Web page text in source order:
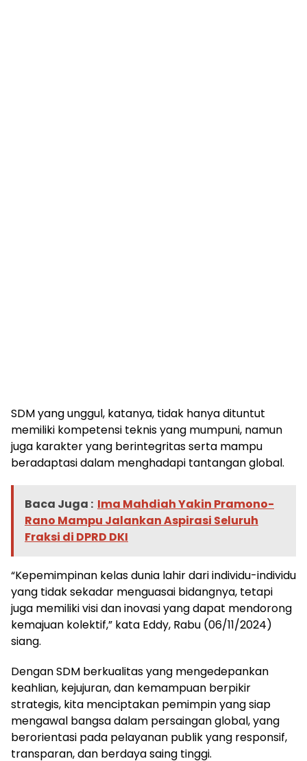
SDM yang unggul, katanya, tidak hanya dituntut
memiliki kompetensi teknis yang mumpuni, namun
juga karakter yang berintegritas serta mampu
beradaptasi dalam menghadapi tantangan global.
Baca Juga : Ima Mahdiah Yakin Pramono-
Rano Mampu Jalankan Aspirasi Seluruh
Fraksi di DPRD DKI
“Kepemimpinan kelas dunia lahir dari individu-individu
yang tidak sekadar menguasai bidangnya, tetapi
juga memiliki visi dan inovasi yang dapat mendorong
kemajuan kolektif,” kata Eddy, Rabu (06/11/2024)
siang.
Dengan SDM berkualitas yang mengedepankan
keahlian, kejujuran, dan kemampuan berpikir
strategis, kita menciptakan pemimpin yang siap
mengawal bangsa dalam persaingan global, yang
berorientasi pada pelayanan publik yang responsif,
transparan, dan berdaya saing tinggi.